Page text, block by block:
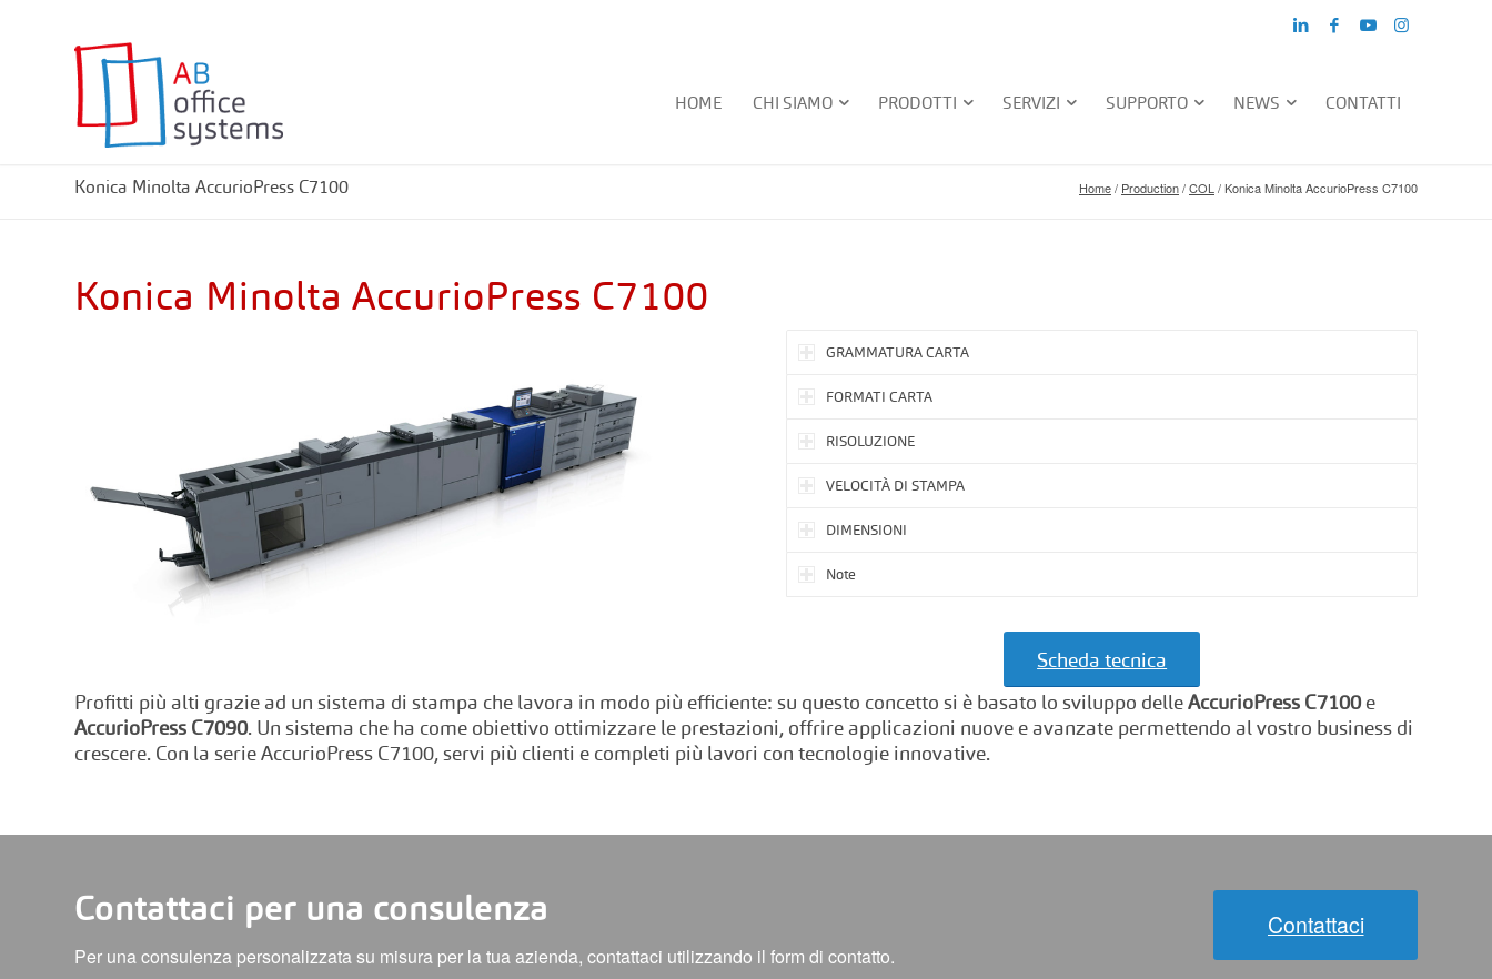
HOME CHI SIAMO PRODOTTI SERVIZI SUPPORTO NEWS CONTATTI
Konica Minolta AccurioPress C7100 Home/ Production/COL /Konica Minolta AccurioPress C7100
Konica Minolta AccurioPress C7100
GRAMMATURA CARTA
FORMATI CARTA
RISOLUZIONE
VELOCITÀ DI STAMPA
DIMENSIONI
Note
Scheda tecnica
Profitti più alti grazie ad un sistema di stampa che lavora in modo più efficiente: su questo concetto si è basato lo sviluppo delleAccurioPress C7100e
AccurioPress C7090. Un sistema che ha come obiettivo ottimizzare le prestazioni, offrire applicazioni nuove e avanzate permettendo al vostro business di
crescere. Con la serie AccurioPress C7100, servi più clienti e completi più lavori con tecnologie innovative.
Contattaci per una consulenza
Per una consulenza personalizzata su misura per la tua azienda, contattaci utilizzando il form di contatto.
Contattaci